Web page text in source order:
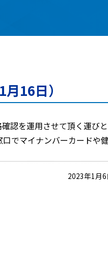
16日）
認を運用させて頂く運び
でマイナンバーカードや
2023年1月6